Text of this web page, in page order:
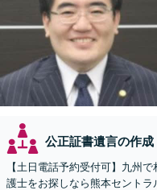
公正証書遺言の作成
【土日電話予約受付可】九州
護士をお探しなら熊本セントラ